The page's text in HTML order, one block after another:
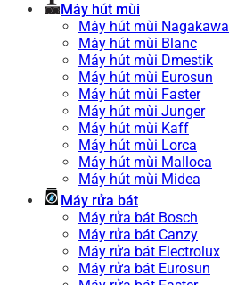
Máy hút mùi
Máy hút mùi Nagakawa
Máy hút mùi Blanc
Máy hút mùi Dmestik
Máy hút mùi Eurosun
Máy hút mùi Faster
Máy hút mùi Junger
Máy hút mùi Kaff
Máy hút mùi Lorca
Máy hút mùi Malloca
Máy hút mùi Midea
Máy rửa bát
Máy rửa bát Bosch
Máy rửa bát Canzy
Máy rửa bát Electrolux
Máy rửa bát Eurosun